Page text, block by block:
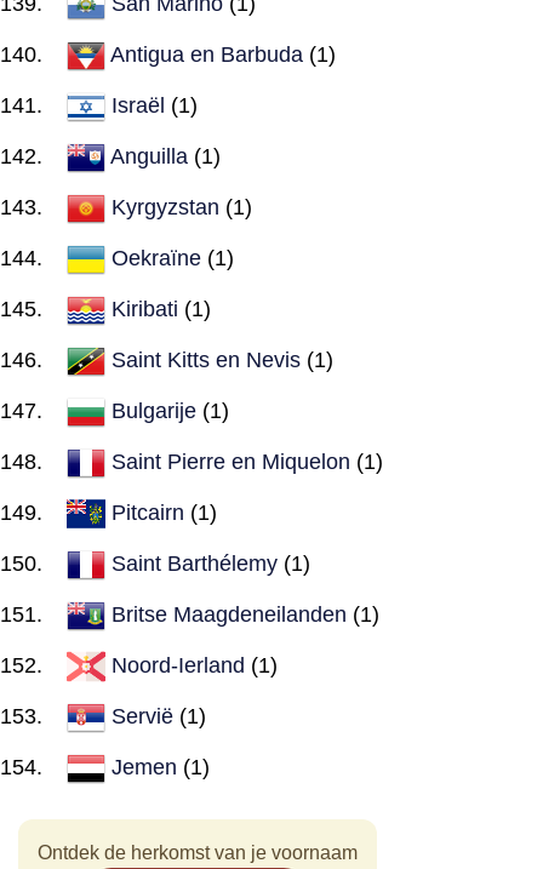
Antigua en Barbuda (1)
Israël (1)
Anguilla (1)
Kyrgyzstan (1)
Oekraïne (1)
Kiribati (1)
Saint Kitts en Nevis (1)
Bulgarije (1)
Saint Pierre en Miquelon (1)
Pitcairn (1)
Saint Barthélemy (1)
Britse Maagdeneilanden (1)
Noord-Ierland (1)
Servië (1)
Jemen (1)
Ontdek de herkomst van je voornaam